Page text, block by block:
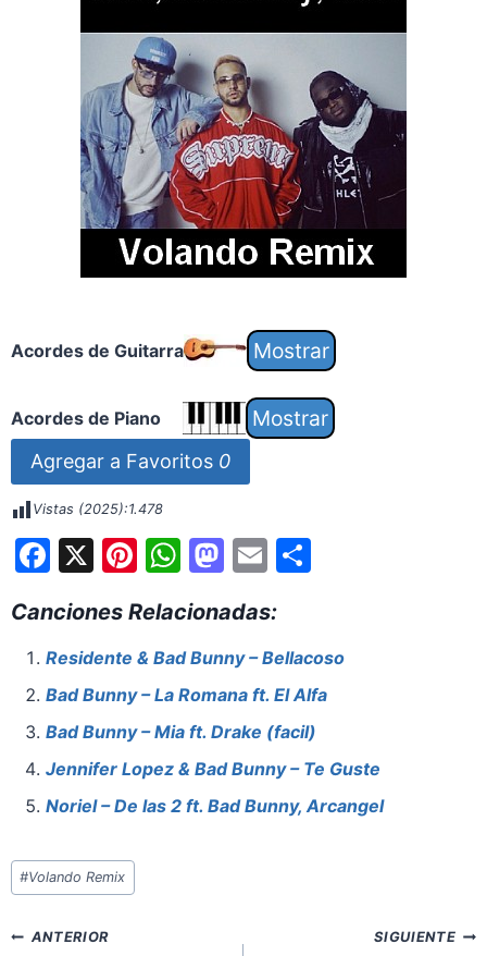
Acordes de Guitarra
Acordes de Piano
Agregar a Favoritos 0
Vistas (2025):1.478
F
c
e
b
o
o
k
X Pi
er
e
st
W
at
s
A
p
p
M
st
o
d
o
n
E
ai
l
S
e
Canciones Relacionadas:
Residente & Bad Bunny – Bellacoso
Bad Bunny – La Romana ft. El Alfa
Bad Bunny – Mia ft. Drake (facil)
Jennifer Lopez & Bad Bunny – Te Guste
Noriel – De las 2 ft. Bad Bunny, Arcangel
Etiquetas
de
entrada:
#Volando Remix
Navegación
ANTERIOR SIGUIENTE